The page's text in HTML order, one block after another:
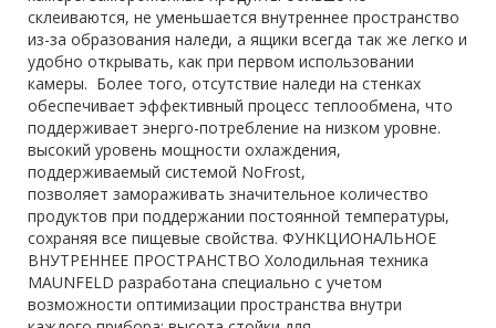
склеиваются, не уменьшается внутреннее пространство
из-за образования наледи, а ящики всегда так же легко и
удобно открывать, как при первом использовании
камеры. Более того, отсутствие наледи на стенках
обеспечивает эффективный процесс теплообмена, что
поддерживает энерго-потребление на низком уровне.
высокий уровень мощности охлаждения,
поддерживаемый системой NoFrost,
позволяет замораживать значительное количество
продуктов при поддержании постоянной температуры,
сохраняя все пищевые свойства. ФУНКЦИОНАЛЬНОЕ
ВНУТРЕННЕЕ ПРОСТРАНСТВО Холодильная техника
MAUNFELD разработана специально с учетом
возможности оптимизации пространства внутри